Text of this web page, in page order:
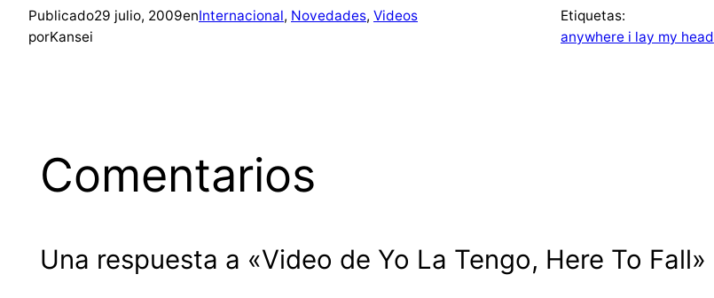
Publicado29 julio, 2009enInternacional, Novedades, Videos
porKansei
Etiquetas:
anywhere i lay my head
Comentarios
Una respuesta a «Video de Yo La Tengo, Here To Fall»